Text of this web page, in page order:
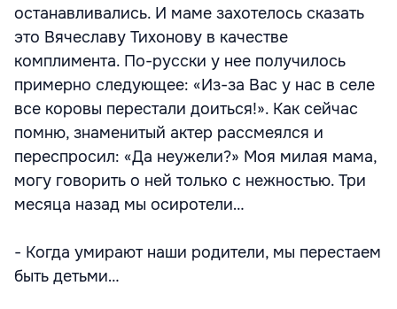
останавливались. И маме захотелось сказать
это Вячеславу Тихонову в качестве
комплимента. По-русски у нее получилось
примерно следующее: «Из-за Вас у нас в селе
все коровы перестали доиться!». Как сейчас
помню, знаменитый актер рассмеялся и
переспросил: «Да неужели?» Моя милая мама,
могу говорить о ней только с нежностью. Три
месяца назад мы осиротели…
- Когда умирают наши родители, мы перестаем
быть детьми…